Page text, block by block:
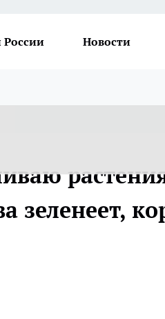
России Новости
зеленеет,